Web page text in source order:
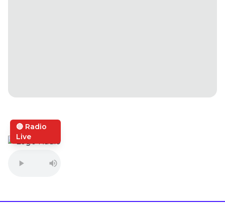
🔴 Radio
Live